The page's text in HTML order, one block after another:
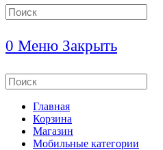
Search
this
0 Меню Закрыть
Search
this
websiteГлавная
Корзина
Магазин
Мобильные категории